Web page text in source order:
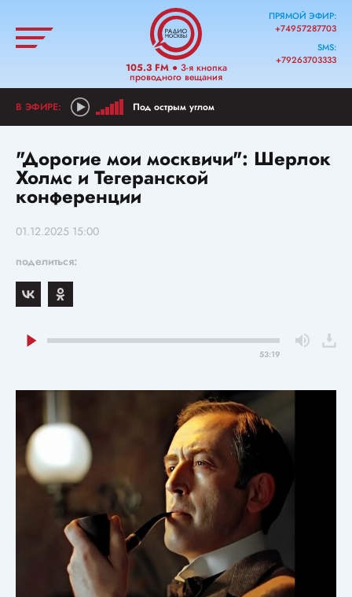
105.3 FM● 3-я кнопка
проводного вещания
ПРЯМОЙ ЭФИР:
+74957287703
SMS:
+79263703333
Под острым углом
"Дорогие мои москвичи": Шерлок
Холмс и Тегеранской
конференции
01.12.2025 15:00
поделиться:
53:19